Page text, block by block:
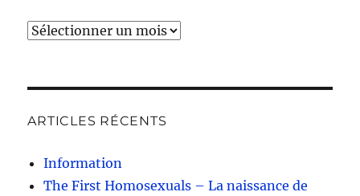
Archives
ARTICLES RÉCENTS
Information
The First Homosexuals – La naissance de